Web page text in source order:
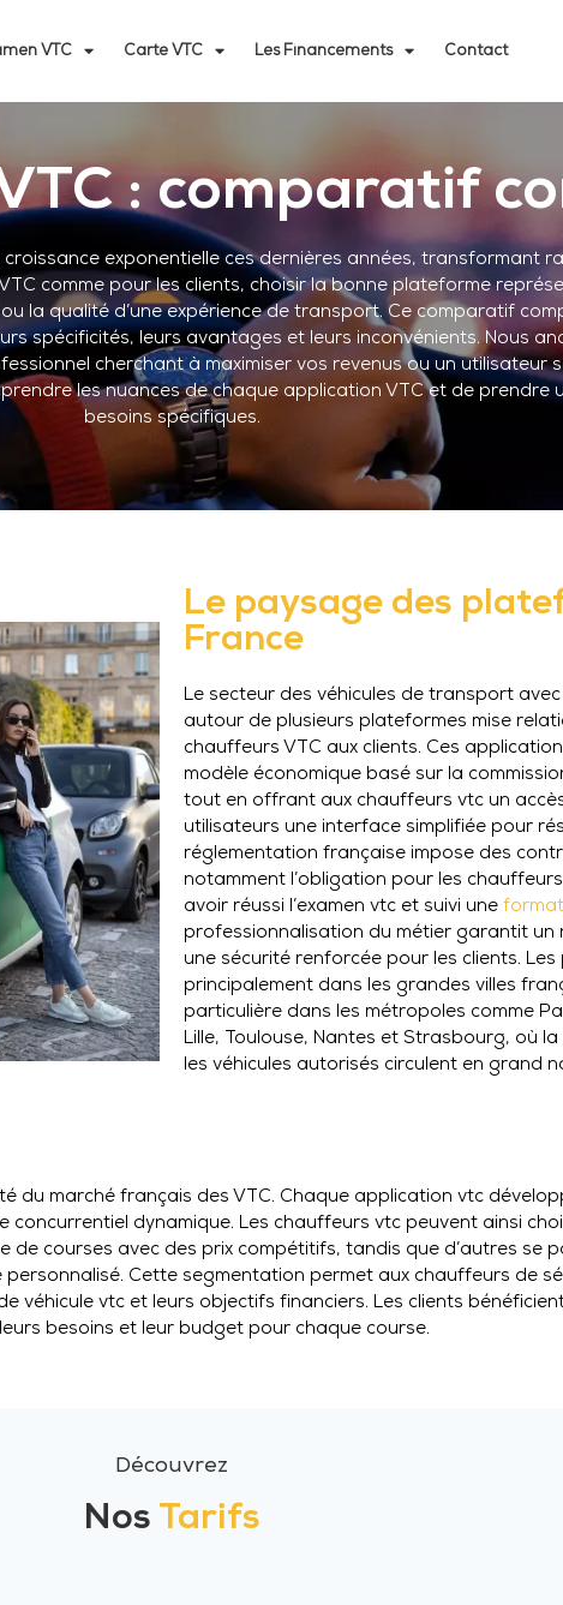
VTC Carte VTC Les Financements Contact
: comparatif
exponentielle ces dernières années, transformant
comme pour les clients, choisir la bonne plateforme
la qualité d’une expérience de transport. Ce comparatif
spécificités, leurs avantages et leurs inconvénients. Nous
cherchant à maximiser vos revenus ou un utilisateur
les nuances de chaque application VTC et de prendre
besoins spécifiques.
Le paysage des
France
Le secteur des véhicules de transport
autour de plusieurs plateformes mise
chauffeurs VTC aux clients. Ces
modèle économique basé sur la
tout en offrant aux chauffeurs vtc un
utilisateurs une interface simplifiée pour
réglementation française impose des
notamment l’obligation pour les
avoir réussi l’examen vtc et suivi une
professionnalisation du métier garantit un
une sécurité renforcée pour les clients.
principalement dans les grandes villes
particulière dans les métropoles comme
Lille, Toulouse, Nantes et Strasbourg, où
les véhicules autorisés circulent en grand
du marché français des VTC. Chaque application vtc
concurrentiel dynamique. Les chauffeurs vtc peuvent ainsi
de courses avec des prix compétitifs, tandis que d’autres se
personnalisé. Cette segmentation permet aux chauffeurs de
véhicule vtc et leurs objectifs financiers. Les clients
besoins et leur budget pour chaque course.
Découvrez
Nos Tarifs